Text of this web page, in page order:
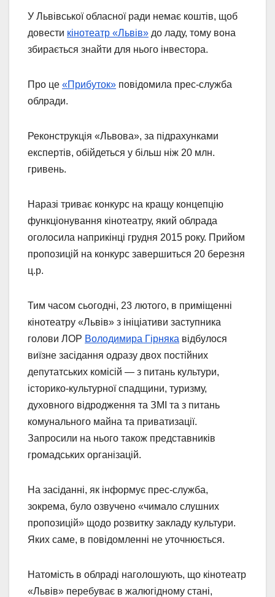
У Львівської обласної ради немає коштів, щоб
довести кінотеатр «Львів» до ладу, тому вона
збирається знайти для нього інвестора.
Про це «Прибуток» повідомила прес-служба
облради.
Реконструкція «Львова», за підрахунками
експертів, обійдеться у більш ніж 20 млн.
гривень.
Наразі триває конкурс на кращу концепцію
функціонування кінотеатру, який облрада
оголосила наприкінці грудня 2015 року. Прийом
пропозицій на конкурс завершиться 20 березня
ц.р.
Тим часом сьогодні, 23 лютого, в приміщенні
кінотеатру «Львів» з ініціативи заступника
голови ЛОР Володимира Гірняка відбулося
виїзне засідання одразу двох постійних
депутатських комісій — з питань культури,
історико-культурної спадщини, туризму,
духовного відродження та ЗМІ та з питань
комунального майна та приватизації.
Запросили на нього також представників
громадських організацій.
На засіданні, як інформує прес-служба,
зокрема, було озвучено «чимало слушних
пропозицій» щодо розвитку закладу культури.
Яких саме, в повідомленні не уточнюється.
Натомість в облраді наголошують, що кінотеатр
«Львів» перебуває в жалюгідному стані,